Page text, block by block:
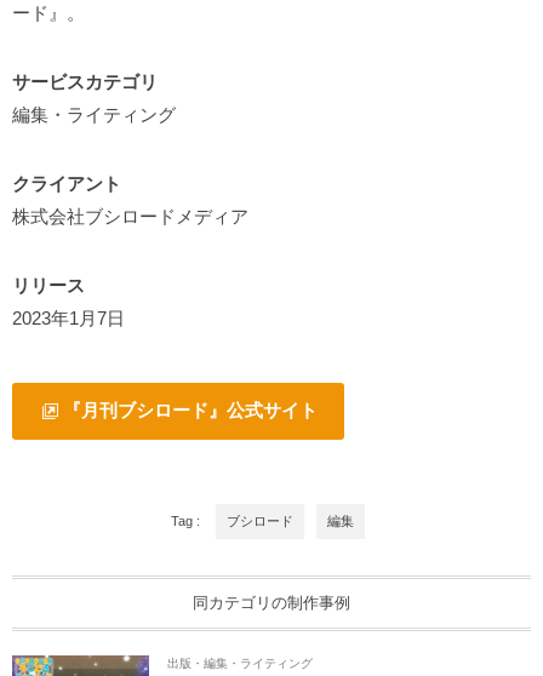
ード』。
サービスカテゴリ
編集・ライティング
クライアント
株式会社ブシロードメディア
リリース
2023年1月7日
『 月刊ブシロード 』公式サイト
Tag : ブシロード 編集
同カテゴリの制作事例
出版・編集・ライティング